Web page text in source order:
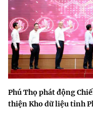
Phú Thọ phát động
thiện Kho dữ liệu tỉnh